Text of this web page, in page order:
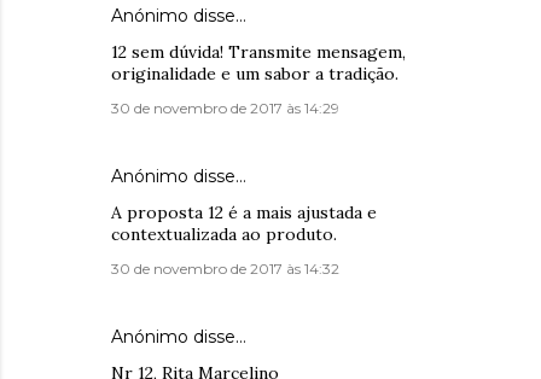
Anónimo disse…
12 sem dúvida! Transmite mensagem,
originalidade e um sabor a tradição.
30 de novembro de 2017 às 14:29
Anónimo disse…
A proposta 12 é a mais ajustada e
contextualizada ao produto.
30 de novembro de 2017 às 14:32
Anónimo disse…
Nr 12, Rita Marcelino